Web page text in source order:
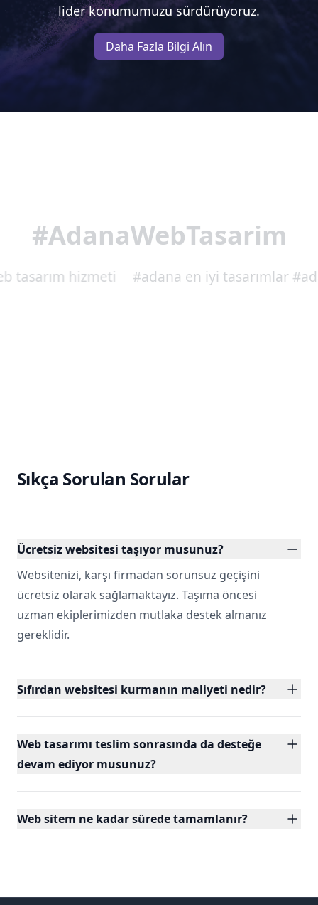
lider konumumuzu sürdürüyoruz.
Daha Fazla Bilgi Alın
#AdanaWebTasarim
hizmeti #adana en iyi
Sıkça Sorulan Sorular
Ücretsiz websitesi taşıyor musunuz?
Websitenizi, karşı firmadan sorunsuz geçişini
ücretsiz olarak sağlamaktayız. Taşıma öncesi
uzman ekiplerimizden mutlaka destek almanız
gereklidir.
Sıfırdan websitesi kurmanın maliyeti nedir?
Web tasarımı teslim sonrasında da desteğe
devam ediyor musunuz?
Web sitem ne kadar sürede tamamlanır?